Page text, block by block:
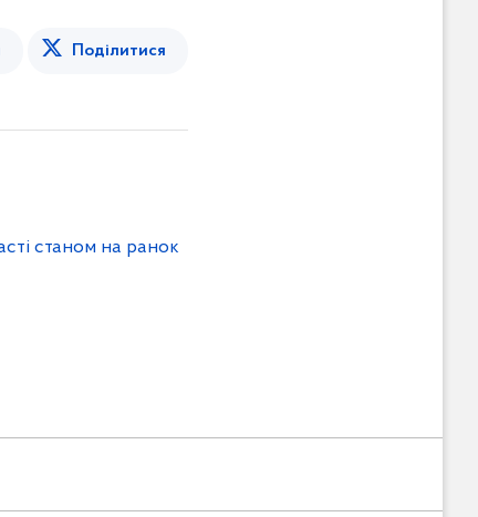
Поділитися
станом на ранок